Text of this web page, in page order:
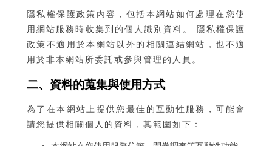
隱私權保護政策內容，包括本網站如何處理在您使
用網站服務時收集到的個人識別資料。 隱私權保護
政策不適用於本網站以外的相關連結網站，也不適
用於非本網站所委託或參與管理的人員。
二、資料的蒐集與使用方式
為了在本網站上提供您最佳的互動性服務，可能會
請您提供相關個人的資料，其範圍如下：